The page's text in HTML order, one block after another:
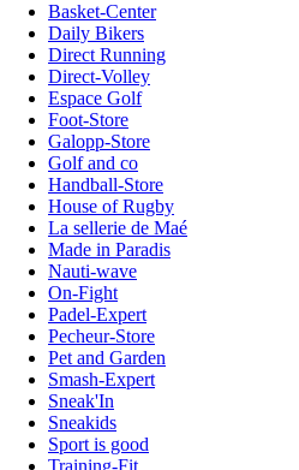
Basket-Center
Daily Bikers
Direct Running
Direct-Volley
Espace Golf
Foot-Store
Galopp-Store
Golf and co
Handball-Store
House of Rugby
La sellerie de Maé
Made in Paradis
Nauti-wave
On-Fight
Padel-Expert
Pecheur-Store
Pet and Garden
Smash-Expert
Sneak'In
Sneakids
Sport is good
Training-Fit